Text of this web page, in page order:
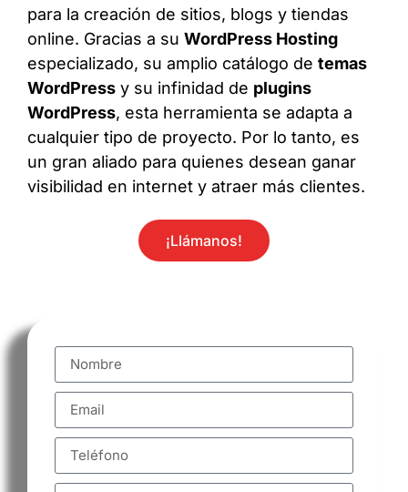
para la creación de sitios, blogs y tiendas
online. Gracias a su WordPress Hosting
especializado, su amplio catálogo de temas
WordPress y su infinidad de plugins
WordPress, esta herramienta se adapta a
cualquier tipo de proyecto. Por lo tanto, es
un gran aliado para quienes desean ganar
visibilidad en internet y atraer más clientes.
¡Llámanos!